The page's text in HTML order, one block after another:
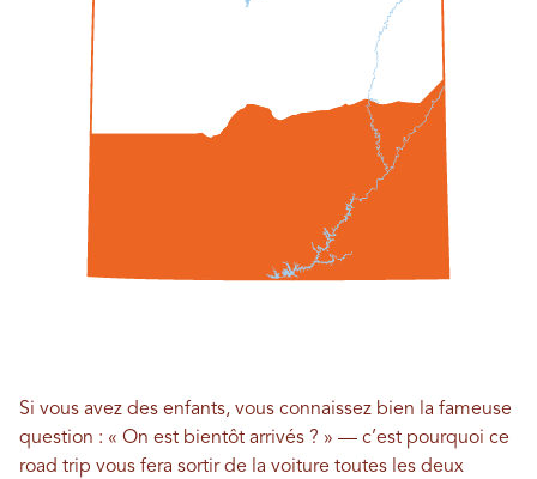
Si vous avez des enfants, vous connaissez bien la fameuse
question : « On est bientôt arrivés ? » — c’est pourquoi ce
road trip vous fera sortir de la voiture toutes les deux